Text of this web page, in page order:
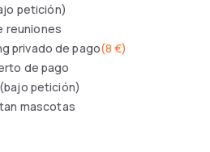
petición)
reuniones
privado de pago(8 €)
de pago
petición)
mascotas